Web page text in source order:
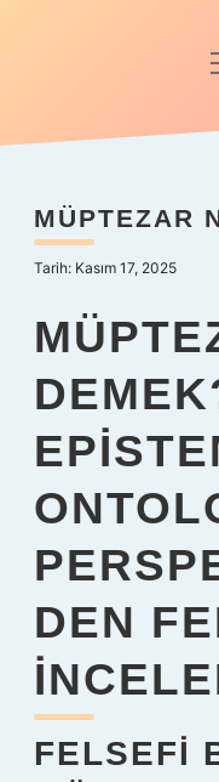
Anasayfa
Yasal Uyarı
MÜPTEZAR
Tarih: Kasım 17, 2025
DEN
FELSEFI